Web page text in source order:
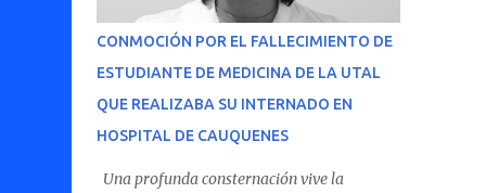
CONMOCIÓN POR EL FALLECIMIENTO DE
ESTUDIANTE DE MEDICINA DE LA UTAL
QUE REALIZABA SU INTERNADO EN
HOSPITAL DE CAUQUENES
Una profunda consternación vive la